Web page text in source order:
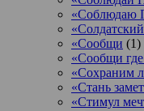
«Соблюдаю
«Сообщи (1)
«Сообщи
«Сохраним
«Стань
«Стимул